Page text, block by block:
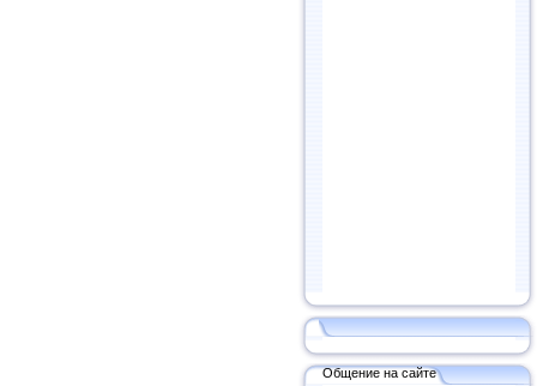
Общение на сайте